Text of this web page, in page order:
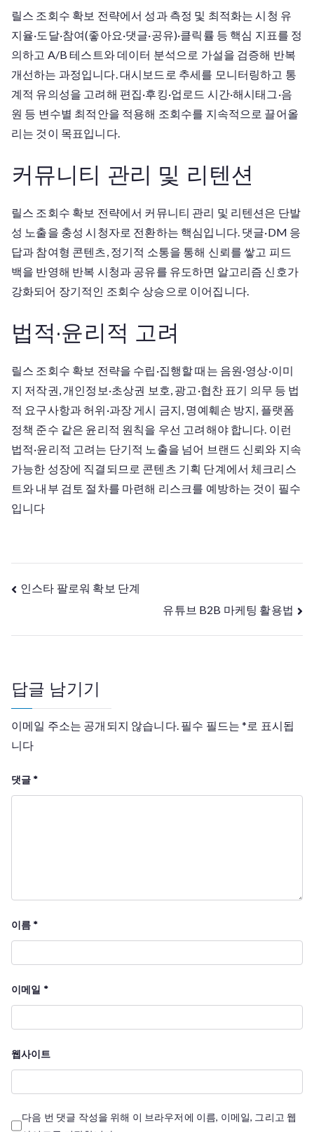
릴스 조회수 확보 전략에서 성과 측정 및 최적화는 시청 유
지율·도달·참여(좋아요·댓글·공유)·클릭률 등 핵심 지표를 정
의하고 A/B 테스트와 데이터 분석으로 가설을 검증해 반복
개선하는 과정입니다. 대시보드로 추세를 모니터링하고 통
계적 유의성을 고려해 편집·후킹·업로드 시간·해시태그·음
원 등 변수별 최적안을 적용해 조회수를 지속적으로 끌어올
리는 것이 목표입니다.
커뮤니티 관리 및 리텐션
릴스 조회수 확보 전략에서 커뮤니티 관리 및 리텐션은 단발
성 노출을 충성 시청자로 전환하는 핵심입니다. 댓글·DM 응
답과 참여형 콘텐츠, 정기적 소통을 통해 신뢰를 쌓고 피드
백을 반영해 반복 시청과 공유를 유도하면 알고리즘 신호가
강화되어 장기적인 조회수 상승으로 이어집니다.
법적·윤리적 고려
릴스 조회수 확보 전략을 수립·집행할 때는 음원·영상·이미
지 저작권, 개인정보·초상권 보호, 광고·협찬 표기 의무 등 법
적 요구사항과 허위·과장 게시 금지, 명예훼손 방지, 플랫폼
정책 준수 같은 윤리적 원칙을 우선 고려해야 합니다. 이런
법적·윤리적 고려는 단기적 노출을 넘어 브랜드 신뢰와 지속
가능한 성장에 직결되므로 콘텐츠 기획 단계에서 체크리스
트와 내부 검토 절차를 마련해 리스크를 예방하는 것이 필수
입니다
글
인스타 팔로워 확보 단계
유튜브 B2B 마케팅 활용법
답글 남기기
이메일 주소는 공개되지 않습니다. 필수 필드는* 로 표시됩
니다
댓글 *
이름 *
이메일 *
웹사이트
다음 번 댓글 작성을 위해 이 브라우저에 이름, 이메일, 그리고 웹